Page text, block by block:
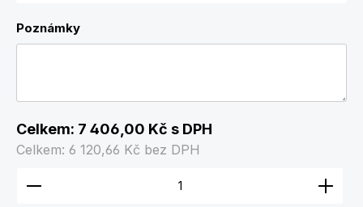
Poznámky
Celkem: 7 406,00 Kč s DPH
Celkem: 6 120,66 Kč bez DPH
Množství produktu: Zadejte požadované